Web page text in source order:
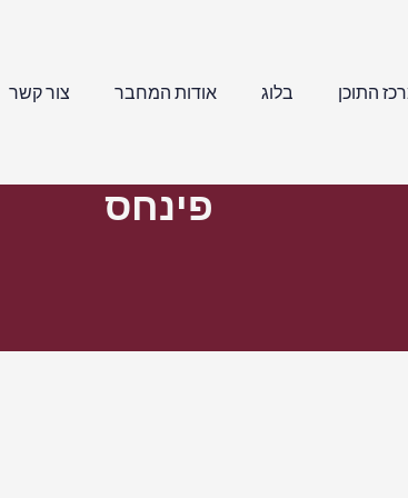
התוכן בלוג אודות המחבר צור קשר
פינחס